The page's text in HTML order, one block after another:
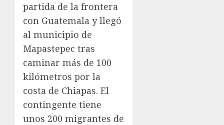
partida de la frontera
con Guatemala y llegó
al municipio de
Mapastepec tras
caminar más de 100
kilómetros por la
costa de Chiapas. El
contingente tiene
unos 200 migrantes de